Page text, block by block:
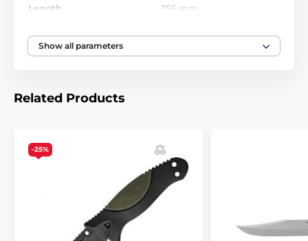
Length 356 mm
Weight
Show all parameters
Related Products
-25%